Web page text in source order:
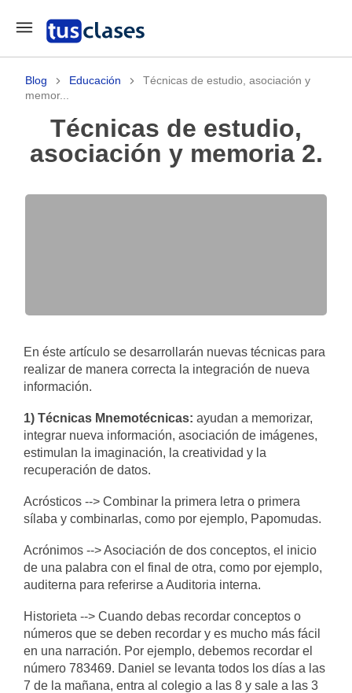
Blog Educación
Técnicas de estudio, asociación y
memor...
Técnicas de estudio,
asociación y memoria 2.
En éste artículo se desarrollarán nuevas técnicas para
realizar de manera correcta la integración de nueva
información.
1) Técnicas Mnemotécnicas: ayudan a memorizar,
integrar nueva información, asociación de imágenes,
estimulan la imaginación, la creatividad y la
recuperación de datos.
Acrósticos --> Combinar la primera letra o primera
sílaba y combinarlas, como por ejemplo, Papomudas.
Acrónimos --> Asociación de dos conceptos, el inicio
de una palabra con el final de otra, como por ejemplo,
auditerna para referirse a Auditoria interna.
Historieta --> Cuando debas recordar conceptos o
números que se deben recordar y es mucho más fácil
en una narración. Por ejemplo, debemos recordar el
número 783469. Daniel se levanta todos los días a las
7 de la mañana, entra al colegio a las 8 y sale a las 3